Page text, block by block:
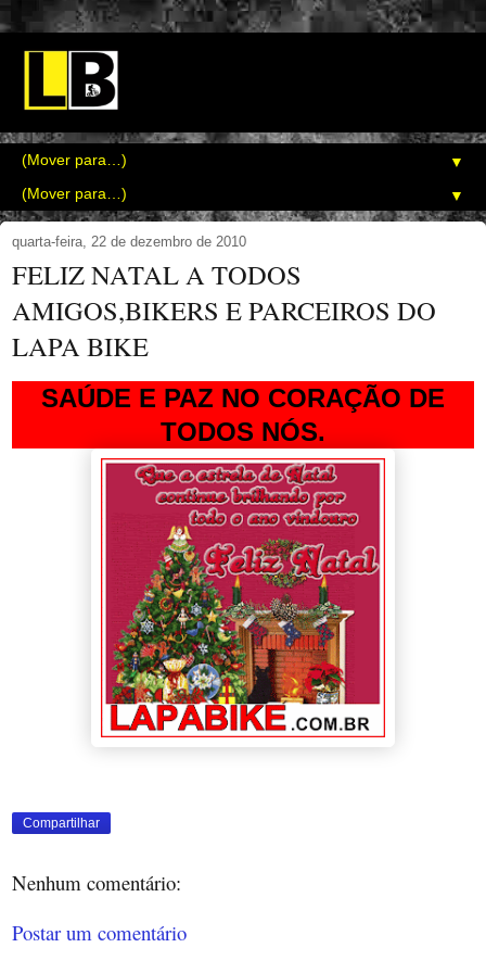
▼
▼
quarta-feira, 22 de dezembro de 2010
FELIZ NATAL A TODOS
AMIGOS,BIKERS E PARCEIROS DO
LAPA BIKE
SAÚDE E PAZ NO CORAÇÃO DE
TODOS NÓS.
Compartilhar
Nenhum comentário:
Postar um comentário